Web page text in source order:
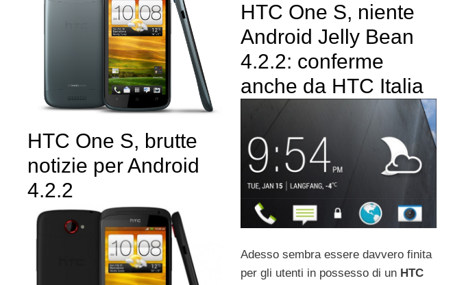
HTC One S, niente
Android Jelly Bean
4.2.2: conferme
anche da HTC Italia
Adesso sembra essere davvero finita
per gli utenti in possesso di un HTC
HTC One S, brutte
notizie per Android
4.2.2